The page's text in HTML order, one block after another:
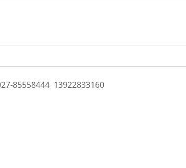
85558444 13922833160